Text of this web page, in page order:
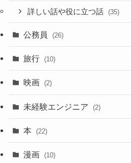
詳しい話や役に立つ話 (35)
公務員 (26)
旅行 (10)
映画 (2)
未経験エンジニア (2)
本 (22)
漫画 (10)